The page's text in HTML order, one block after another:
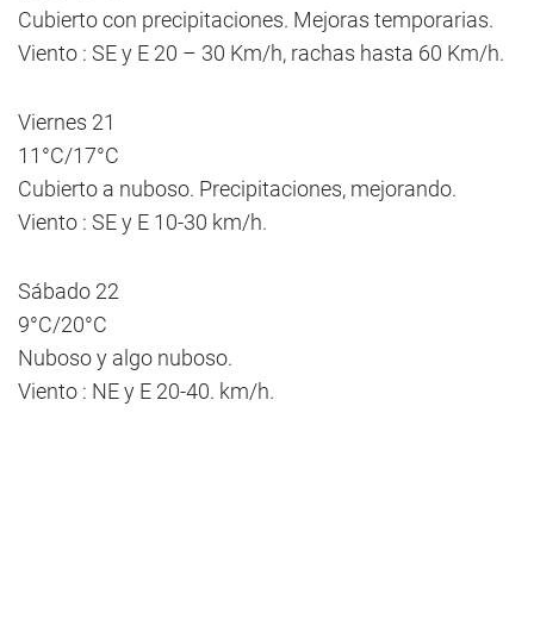
Cubierto con precipitaciones. Mejoras temporarias.
Viento : SE y E 20 – 30 Km/h, rachas hasta 60 Km/h.
Viernes 21
11°C/17°C
Cubierto a nuboso. Precipitaciones, mejorando.
Viento : SE y E 10-30 km/h.
Sábado 22
9°C/20°C
Nuboso y algo nuboso.
Viento : NE y E 20-40. km/h.